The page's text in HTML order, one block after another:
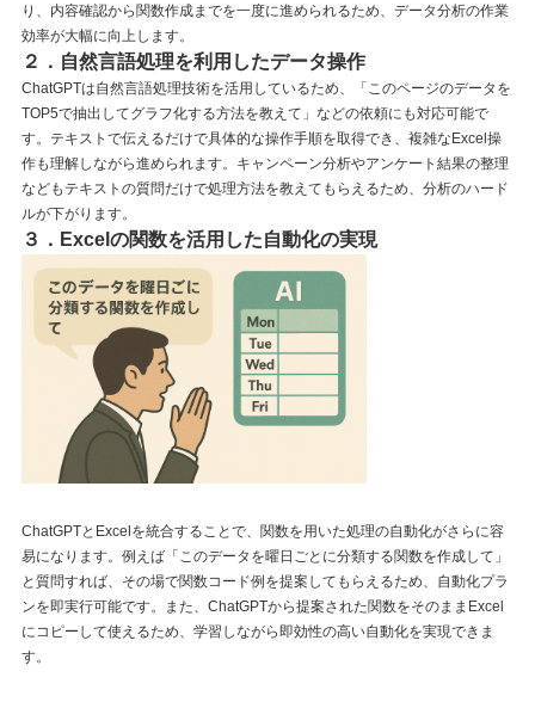
り、内容確認から関数作成までを一度に進められるため、データ分析の作業
効率が大幅に向上します。
２．自然言語処理を利用したデータ操作
ChatGPTは自然言語処理技術を活用しているため、「このページのデータを
TOP5で抽出してグラフ化する方法を教えて」などの依頼にも対応可能で
す。テキストで伝えるだけで具体的な操作手順を取得でき、複雑なExcel操
作も理解しながら進められます。キャンペーン分析やアンケート結果の整理
などもテキストの質問だけで処理方法を教えてもらえるため、分析のハード
ルが下がります。
３．Excelの関数を活用した自動化の実現
ChatGPTとExcelを統合することで、関数を用いた処理の自動化がさらに容
易になります。例えば「このデータを曜日ごとに分類する関数を作成して」
と質問すれば、その場で関数コード例を提案してもらえるため、自動化プラ
ンを即実行可能です。また、ChatGPTから提案された関数をそのままExcel
にコピーして使えるため、学習しながら即効性の高い自動化を実現できま
す。